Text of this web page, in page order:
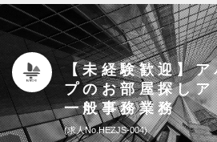
【未経験歓迎】ア
プのお部屋探しア
一般事務業務
求人No.HEZJS-004